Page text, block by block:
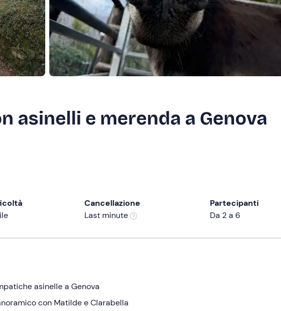
asinelli e merenda a Genova
Cancellazione
Last minute
Partecipanti
Da 2 a 6
asinelle a Genova
con Matilde e Clarabella